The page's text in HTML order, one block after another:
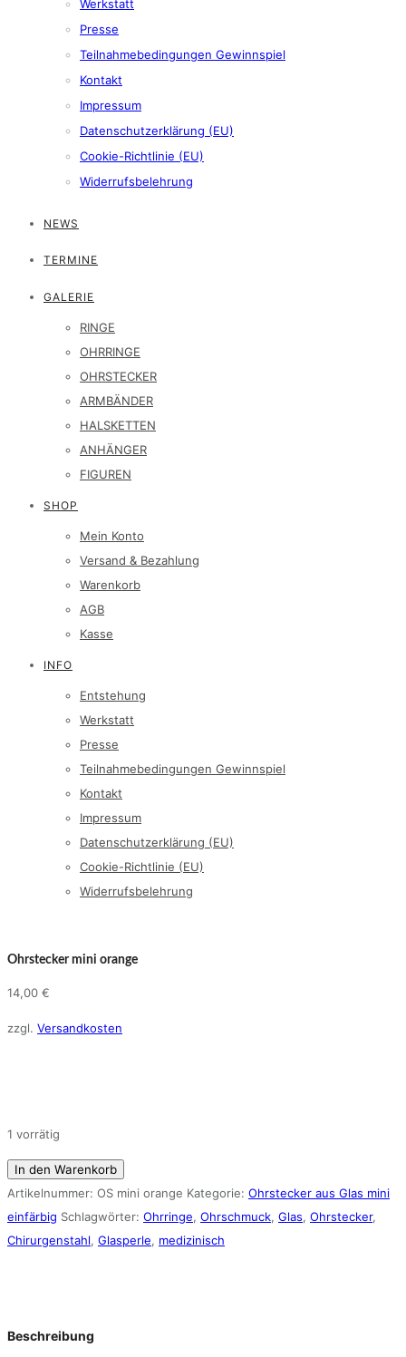
Werkstatt
Presse
Teilnahmebedingungen Gewinnspiel
Kontakt
Impressum
Datenschutzerklärung (EU)
Cookie-Richtlinie (EU)
Widerrufsbelehrung
NEWS
TERMINE
GALERIE
RINGE
OHRRINGE
OHRSTECKER
ARMBÄNDER
HALSKETTEN
ANHÄNGER
FIGUREN
SHOP
Mein Konto
Versand & Bezahlung
Warenkorb
AGB
Kasse
INFO
Entstehung
Werkstatt
Presse
Teilnahmebedingungen Gewinnspiel
Kontakt
Impressum
Datenschutzerklärung (EU)
Cookie-Richtlinie (EU)
Widerrufsbelehrung
Ohrstecker mini orange
14,00 €
zzgl. Versandkosten
1 vorrätig
Ohrstecker
mini
orange
Menge
In den Warenkorb
Artikelnummer: OS mini orange Kategorie: Ohrstecker aus Glas mini
einfärbig Schlagwörter: Ohrringe, Ohrschmuck, Glas, Ohrstecker,
Chirurgenstahl, Glasperle, medizinisch
Beschreibung